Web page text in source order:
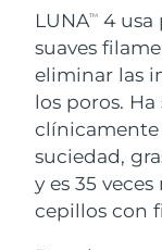
LUNATM 4 usa
suaves
eliminar las
los poros.
clínicamente
suciedad,
y es 35
cepillos con
For
Cosméticos
Comprar todo
Israel
Italia
Japón
Jersey